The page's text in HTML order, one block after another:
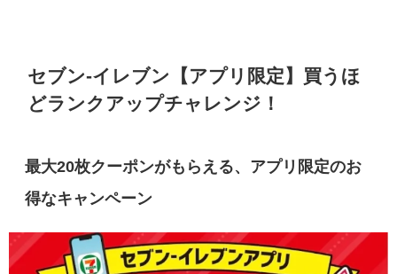
セブン-イレブン【アプリ限定】買うほ
どランクアップチャレンジ！
最大20枚クーポンがもらえる、アプリ限定のお
得なキャンペーン